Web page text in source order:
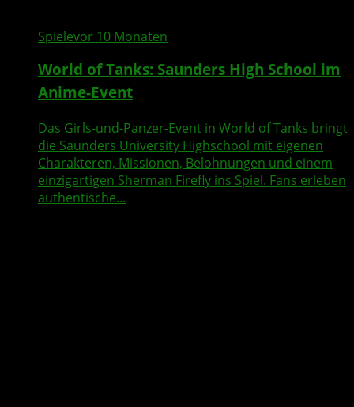
Spielevor 10 Monaten
World of Tanks: Saunders High School im
Anime-Event
Das Girls-und-Panzer-Event in World of Tanks bringt
die Saunders University Highschool mit eigenen
Charakteren, Missionen, Belohnungen und einem
einzigartigen Sherman Firefly ins Spiel. Fans erleben
authentische...